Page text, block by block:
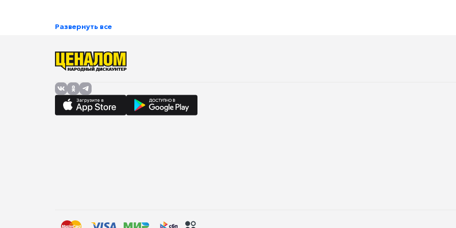
Развернуть все